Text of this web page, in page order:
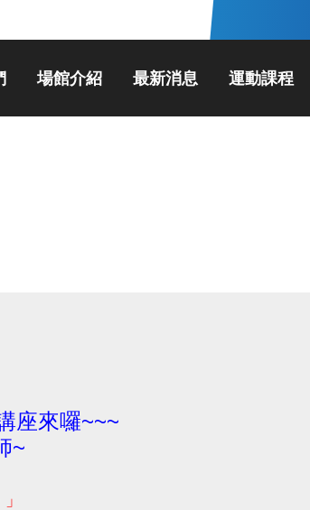
場館介紹 最新消息 運動課程
座來囉~~~
~